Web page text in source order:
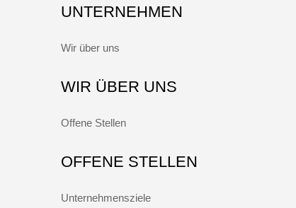
UNTERNEHMEN
Wir über uns
WIR ÜBER UNS
Offene Stellen
OFFENE STELLEN
Unternehmensziele